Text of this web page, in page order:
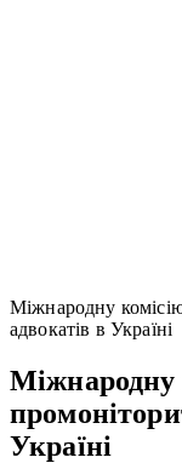
Міжнародну
адвокатів в Україні
Міжнародну
Україні